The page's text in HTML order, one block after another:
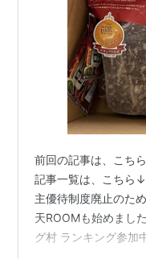
前回の記事は、こち
記事一覧は、こちら
主優待制度廃止のた
天ROOMも始めまし
グ村 ランキング参加